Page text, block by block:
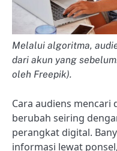
Melalui algoritma,
dari akun yang
oleh Freepik).
Cara audiens
berubah seiring
perangkat digital.
informasi lewat